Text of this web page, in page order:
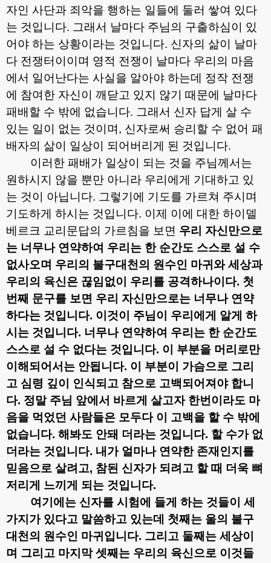
자인 사단과 죄악을 행하는 일들에 둘러 쌓여 있다
는 것입니다. 그래서 날마다 주님의 구출하심이 있
어야 하는 상황이라는 것입니다. 신자의 삶이 날마
다 전쟁터이이며 영적 전쟁이 날마다 우리의 마음
에서 일어난다는 사실을 알아야 하는데 정작 전쟁
에 참여한 자신이 깨닫고 있지 않기 때문에 날마다
패배할 수 밖에 없습니다. 그래서 신자 답게 살 수
있는 일이 없는 것이며 , 신자로써 승리할 수 없어 패
배자의 삶이 일상이 되어버리게 된 것입니다.
이러한 패배가 일상이 되는 것을 주님께서는
원하시지 않을 뿐만 아니라 우리에게 기대하고 있
는 것이 아닙니다. 그렇기에 기도를 가르쳐 주시며
기도하게 하시는 것입니다. 이제 이에 대한 하이델
베르크 교리문답의 가르침을 보면 우리 자신만으로
는 너무나 연약하여 우리는 한 순간도 스스로 설 수
없사오며 우리의 불구대천의 원수인 마귀와 세상과
우리의 육신은 끊임없이 우리를 공격하나이다. 첫
번째 문구를 보면 우리 자신만으로는 너무나 연약
하다는 것입니다. 이것이 주님이 우리에게 알게 하
시는 것입니다. 너무나 연약하여 우리는 한 순간도
스스로 설 수 없다는 것입니다. 이 부분을 머리로만
이해되어서는 안됩니다. 이 부분이 가슴으로 그리
고 심령 깊이 인식되고 참으로 고백되어져야 합니
다. 정말 주님 앞에서 바르게 살고자 한번이라도 마
음을 먹었던 사람들은 모두다 이 고백을 할 수 밖에
없습니다. 해봐도 안돼 더라는 것입니다. 할 수가 없
더라는 것입니다. 내가 얼마나 연약한 존재인지를
믿음으로 살려고, 참된 신자가 되려고 할 때 더욱 뼈
저리게 느끼게 되는 것입니다.
여기에는 신자를 시험에 들게 하는 것들이 세
가지가 있다고 말씀하고 있는데 첫째는 울의 불구
대천의 원수인 마귀입니다. 그리고 둘째는 세상이
며 그리고 마지막 셋째는 우리의 육신으로 이것들